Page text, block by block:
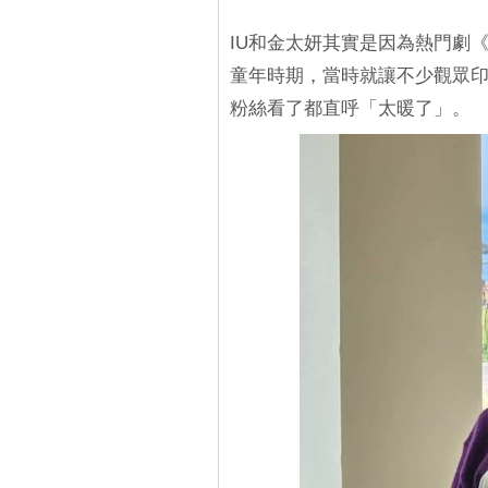
IU和金太妍其實是因為熱門劇
童年時期，當時就讓不少觀眾
粉絲看了都直呼「太暖了」。